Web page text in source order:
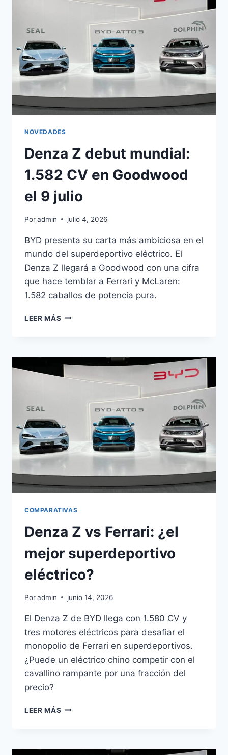
PORSCHE
NOVEDADES
Denza Z debut mundial:
1.582 CV en Goodwood
el 9 julio
Poradmin julio 4, 2026
BYD presenta su carta más ambiciosa en el
mundo del superdeportivo eléctrico. El
Denza Z llegará a Goodwood con una cifra
que hace temblar a Ferrari y McLaren:
1.582 caballos de potencia pura.
LEER MÁS DENZA
1.582
CV
EN
COMPARATIVAS
Denza Z vs Ferrari: ¿el
mejor superdeportivo
eléctrico?
Poradmin junio 14, 2026
El Denza Z de BYD llega con 1.580 CV y
tres motores eléctricos para desafiar el
monopolio de Ferrari en superdeportivos.
¿Puede un eléctrico chino competir con el
cavallino rampante por una fracción del
precio?
LEER MÁS DENZA
¿EL